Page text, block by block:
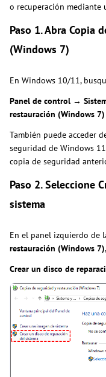
o recuperación mediante
Paso 1. Abra Copia
(Windows 7)
En Windows 10/11,
Panel de control →
restauración (Windows 7)
También puede acceder
seguridad de Windows
copia de seguridad
Paso 2. Seleccione
sistema
En el panel izquierdo de
restauración (Windows 7)
Crear un disco de